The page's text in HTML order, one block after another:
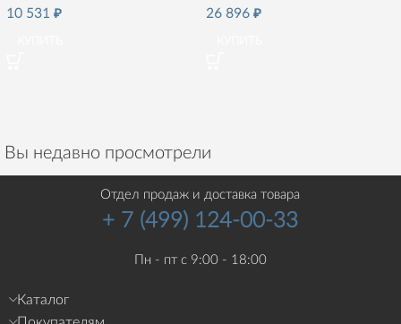
10 531 ₽ 26 896 ₽
Вы недавно просмотрели
Отдел продаж и доставка товара
+ 7 (499) 124-00-33
Пн - пт с 9:00 - 18:00
Каталог